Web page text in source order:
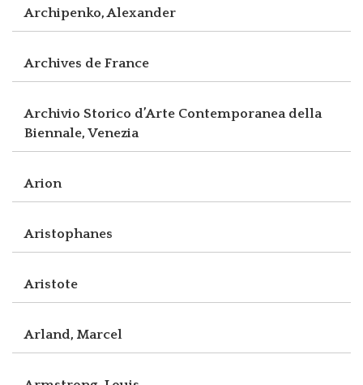
Archipenko, Alexander
Archives de France
Archivio Storico d’Arte Contemporanea della
Biennale, Venezia
Arion
Aristophanes
Aristote
Arland, Marcel